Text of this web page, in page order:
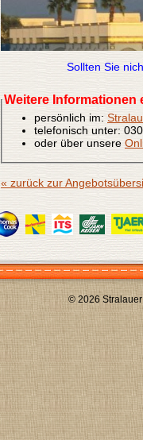
Sollten Sie
Weitere Informationen
persönlich im:
telefonisch unter:
oder über unsere
« zurück zur
© 2026